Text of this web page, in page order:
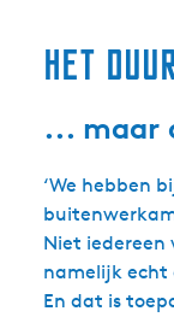
het
... maar
‘We hebben
Niet
namelijk echt
En dat is